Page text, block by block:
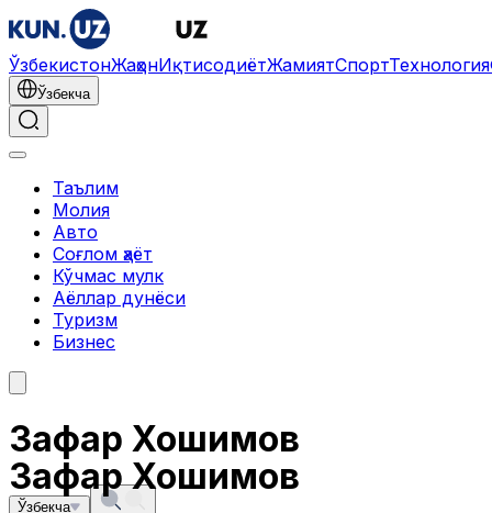
ЎзбекистонЖаҳонИқтисодиётЖамиятСпортТехнология
Ўзбекча
Таълим
Молия
Авто
Соғлом ҳаёт
Кўчмас мулк
Аёллар дунёси
Туризм
Бизнес
Зафар Хошимов
Ўзбекча
Зафар Хошимов